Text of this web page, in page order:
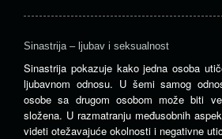
Sinastrija – ljubav i seksualnost
Sinastrija pokazuje kako jedna osoba
ljubavnom odnosu. U šemi samog
osobe sa drugom osobom može biti
složena. U razmatranju međusobnih
videti otežavajuće okolnosti i negativne